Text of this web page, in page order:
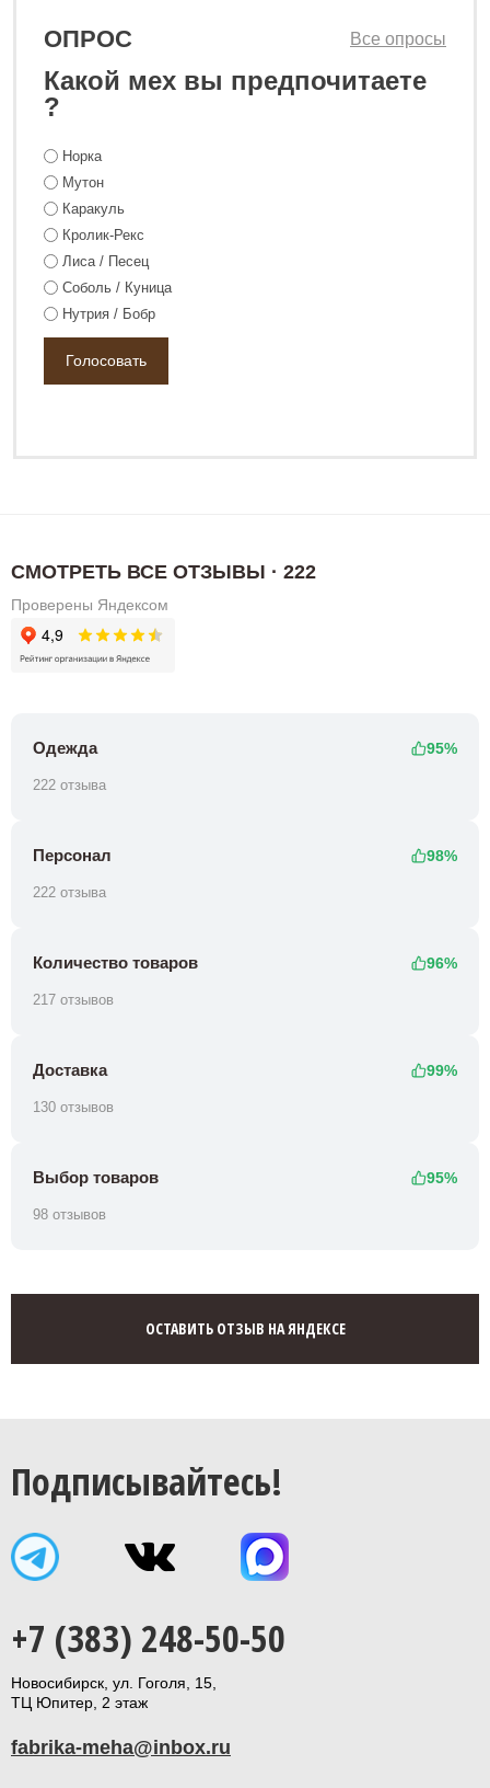
ОПРОС
Какой мех вы предпочитаете
?
Все опросы
Норка
Мутон
Каракуль
Кролик-Рекс
Лиса / Песец
Соболь / Куница
Нутрия / Бобр
СМОТРЕТЬ ВСЕ ОТЗЫВЫ · 222
Проверены Яндексом
Одежда 95%
222 отзыва
Персонал 98%
222 отзыва
Количество товаров 96%
217 отзывов
Доставка 99%
130 отзывов
Выбор товаров 95%
98 отзывов
ОСТАВИТЬ ОТЗЫВ НА ЯНДЕКСЕ
Подписывайтесь!
+7 (383) 248-50-50
Новосибирск, ул. Гоголя, 15,
ТЦ Юпитер, 2 этаж
fabrika-meha@inbox.ru